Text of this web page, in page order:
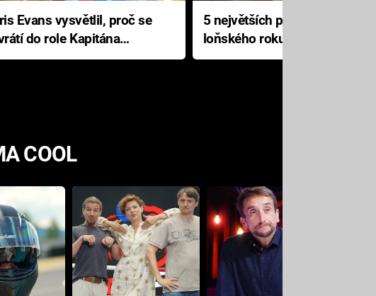
Evans vysvětlil, proč se
do role Kapitána
5 největších propadáků
loňského roku: Disney na
jediné katastrofě prodělal 200
COOL